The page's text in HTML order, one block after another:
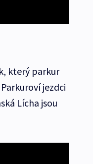
který parkur
jezdci
Lícha jsou